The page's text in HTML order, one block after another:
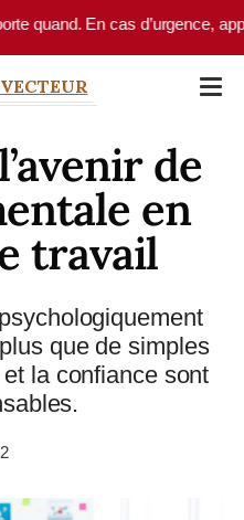
En cas d’urgence, appelez
de
en
travail
que de simples
la confiance sont